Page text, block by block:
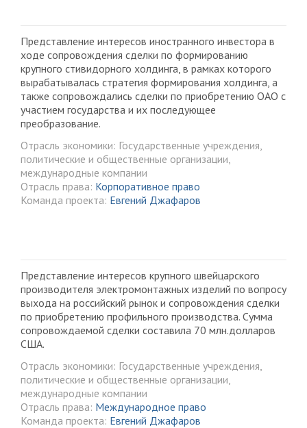
Представление интересов иностранного инвестора в
ходе сопровождения сделки по формированию
крупного стивидорного холдинга, в рамках которого
вырабатывалась стратегия формирования холдинга, а
также сопровождались сделки по приобретению ОАО с
участием государства и их последующее
преобразование.
Отрасль экономики: Государственные учреждения,
политические и общественные организации,
международные компании
Отрасль права: Корпоративное право
Команда проекта: Евгений Джафаров
Представление интересов крупного швейцарского
производителя электромонтажных изделий по вопросу
выхода на российский рынок и сопровождения сделки
по приобретению профильного производства. Сумма
сопровождаемой сделки составила 70 млн.долларов
США.
Отрасль экономики: Государственные учреждения,
политические и общественные организации,
международные компании
Отрасль права: Международное право
Команда проекта: Евгений Джафаров